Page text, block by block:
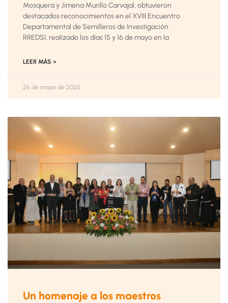
Mosquera y Jimena Murillo Carvajal, obtuvieron
destacados reconocimientos en el XVIII Encuentro
Departamental de Semilleros de Investigación
RREDSI, realizado los días 15 y 16 de mayo en la
LEER MÁS »
26 de mayo de 2025
Un homenaje a los maestros